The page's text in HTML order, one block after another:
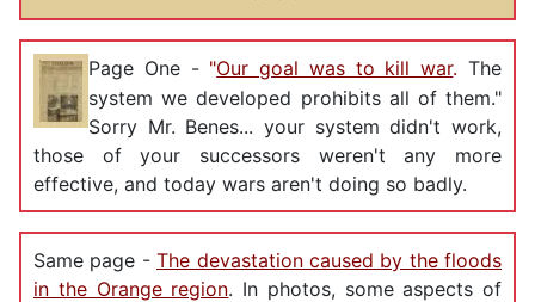
Page One - "Our goal was to kill war. The
system we developed prohibits all of them."
Sorry Mr. Benes... your system didn't work,
those of your successors weren't any more
effective, and today wars aren't doing so badly.
Same page -The devastation caused by the floods
in the Orange region. In photos, some aspects of